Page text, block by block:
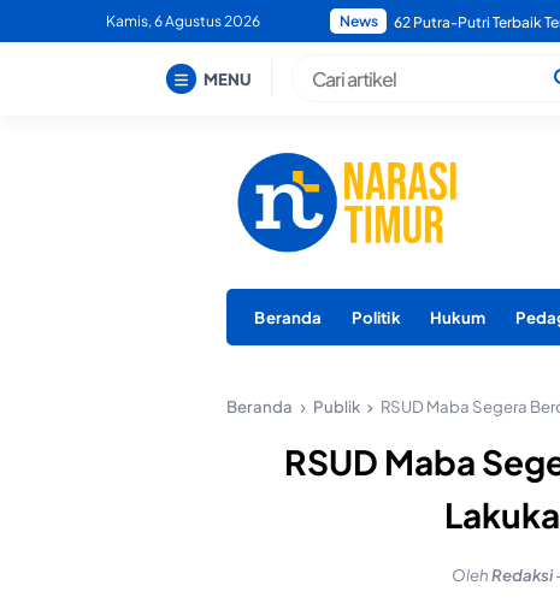
to
Kamis, 6 Agustus 2026 News Bupati Morotai Minta
MENU
Beranda Politik Hukum
Beranda Publik RSUD Maba Segera
RSUD Maba
OlehRedaksi